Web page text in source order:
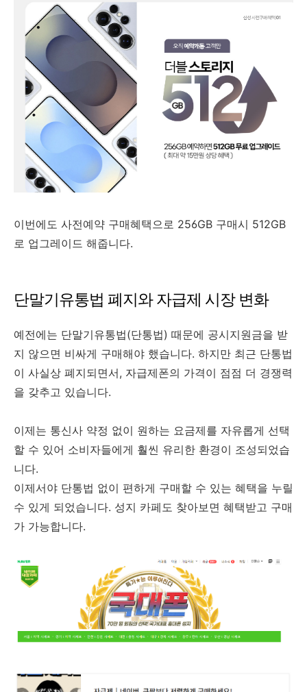
이번에도 사전예약 구매혜택으로 256GB 구매시 512GB
로 업그레이드 해줍니다.
단말기유통법 폐지와 자급제 시장 변화
예전에는 단말기유통법(단통법) 때문에 공시지원금을 받
지 않으면 비싸게 구매해야 했습니다. 하지만 최근 단통법
이 사실상 폐지되면서, 자급제폰의 가격이 점점 더 경쟁력
을 갖추고 있습니다.
이제는 통신사 약정 없이 원하는 요금제를 자유롭게 선택
할 수 있어 소비자들에게 훨씬 유리한 환경이 조성되었습
니다.
이제서야 단통법 없이 편하게 구매할 수 있는 혜택을 누릴
수 있게 되었습니다. 성지 카페도 찾아보면 혜택받고 구매
가 가능합니다.